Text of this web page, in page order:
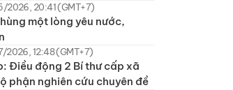
2026, 20:41 (GMT+7)
một lòng yêu nước,
2026, 12:48 (GMT+7)
Điều động 2 Bí thư cấp xã
phận nghiên cứu chuyên đề